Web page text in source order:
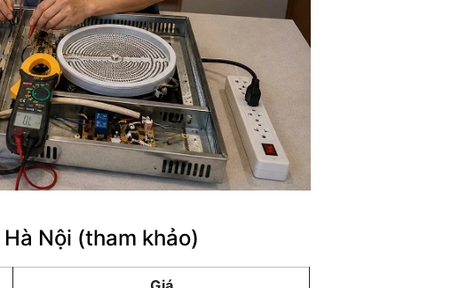
Nội (tham khảo)